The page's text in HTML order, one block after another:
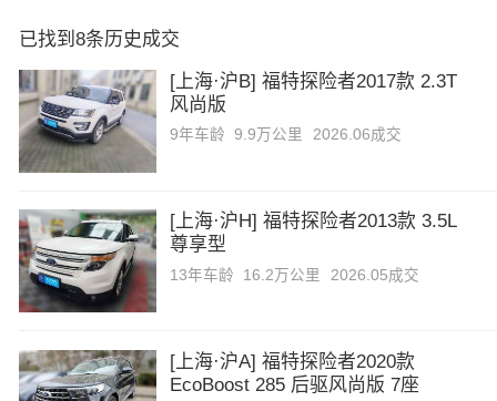
北汽道达
宝骐汽车
比德文汽车
铂驰
比克汽车
北汽瑞翔
已找到8条历史成交
[上海·沪B] 福特探险者2017款 2.3T
风尚版
9年车龄 9.9万公里 2026.06成交
[上海·沪H] 福特探险者2013款 3.5L
尊享型
13年车龄 16.2万公里 2026.05成交
[上海·沪A] 福特探险者2020款
EcoBoost 285 后驱风尚版 7座